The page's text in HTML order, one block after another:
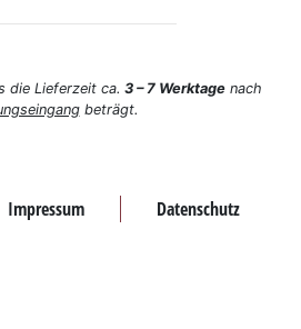
die Lieferzeit ca. 3 – 7 Werktage nach
beträgt.
Impressum Datenschutz